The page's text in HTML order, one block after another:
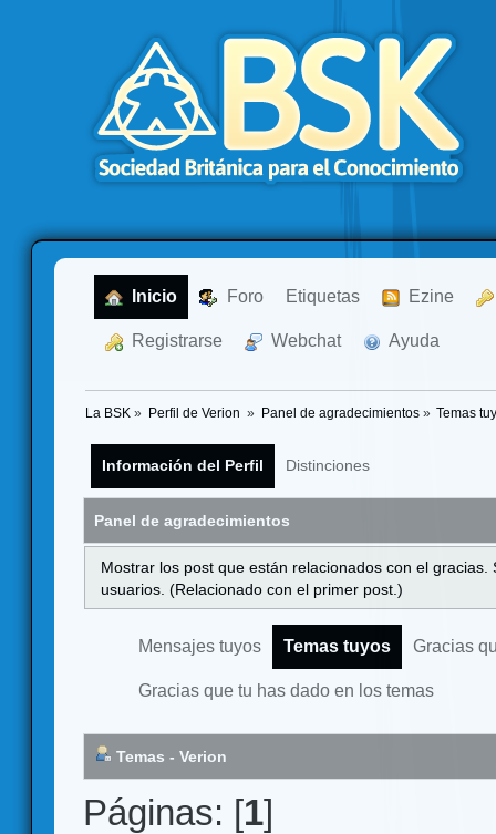
Inicio Foro Etiquetas Ezine
Registrarse Webchat Ayuda
La BSK » Perfil de Verion » Panel de agradecimientos» Temas
Información del Perfil Distinciones
Panel de agradecimientos
Mostrar los post que están relacionados con el
usuarios. (Relacionado con el primer post.)
Mensajes tuyos Temas tuyos Gracias
Gracias que tu has dado en los temas
Temas - Verion
Páginas: [1]